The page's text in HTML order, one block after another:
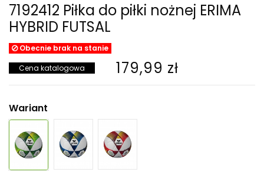
7192412 Piłka do piłki nożnej ERIMA
HYBRID FUTSAL
Obecnie brak na stanie
Cena katalogowa 179,99 zł
Wariant